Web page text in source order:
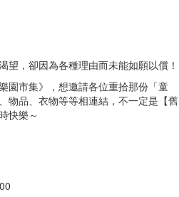
，卻因為各種理由而未能如願以償！
園市集》，想邀請各位重拾那份「童
物品、衣物等等相連結，不一定是【舊
快樂～